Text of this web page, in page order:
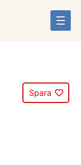
Spara